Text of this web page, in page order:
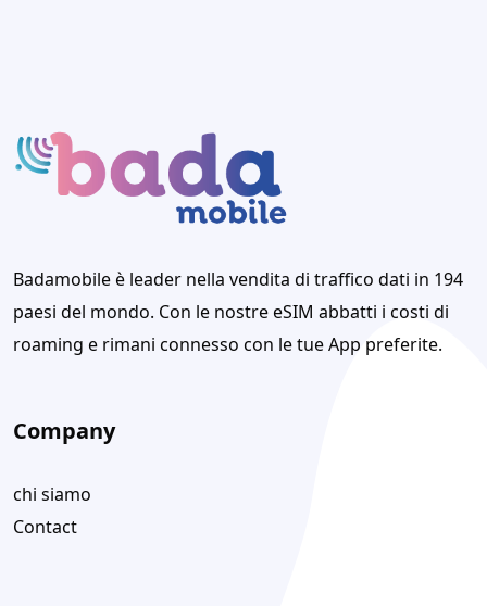
Badamobile è leader nella vendita di traffico dati in 194
paesi del mondo. Con le nostre eSIM abbatti i costi di
roaming e rimani connesso con le tue App preferite.
Company
chi siamo
Contact